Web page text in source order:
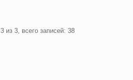
из 3, всего записей: 38